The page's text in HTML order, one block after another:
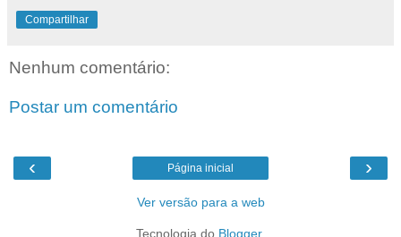
Compartilhar
Nenhum comentário:
Postar um comentário
‹ ›
Página inicial
Ver versão para a web
Tecnologia do Blogger.